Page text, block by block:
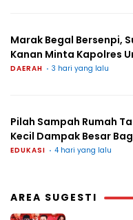
Marak Begal Bersenpi,
Kanan Minta Kapolres
DAERAH 3 hari yang lalu
Pilah Sampah Rumah
Kecil Dampak Besar
EDUKASI 4 hari yang lalu
AREA SUGESTI